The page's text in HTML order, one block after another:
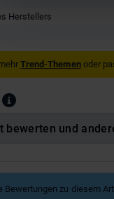
Herstellers
Trend-Themenoder
bewerten und
Bewertungen zu diesem